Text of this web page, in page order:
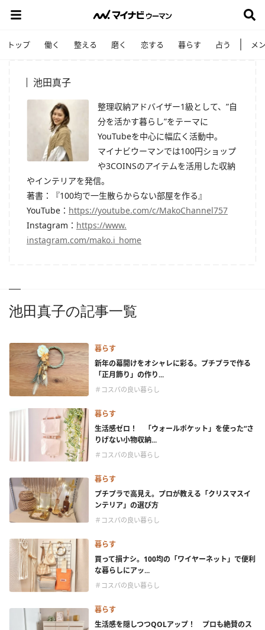
トップ 働く 整える 磨く 恋する 暮らす 占う メ
池田真子
整理収納アドバイザー1級として、”自
分を活かす暮らし”をテーマに
YouTubeを中心に幅広く活動中。
マイナビウーマンでは100円ショップ
や3COINSのアイテムを活用した収納
やインテリアを発信。
著書：『100均で一生散らからない部屋を作る』
YouTube： https://youtube.com/c/MakoChannel757
Instagram： https://www.
instagram.com/mako.i_home
池田真子の記事一覧
暮らす
新年の幕開けをオシャレに彩る。プチプラで作る
「正月飾り」の作り...
＃コスパの良い暮らし
暮らす
生活感ゼロ！ 「ウォールポケット」を使った“さ
りげない小物収納...
＃コスパの良い暮らし
暮らす
プチプラで高見え。プロが教える「クリスマスイ
ンテリア」の選び方
＃コスパの良い暮らし
暮らす
買って損ナシ。100均の「ワイヤーネット」で便利
な暮らしにアッ...
＃コスパの良い暮らし
暮らす
生活感を隠しつつQOLアップ！ プロも絶賛のス